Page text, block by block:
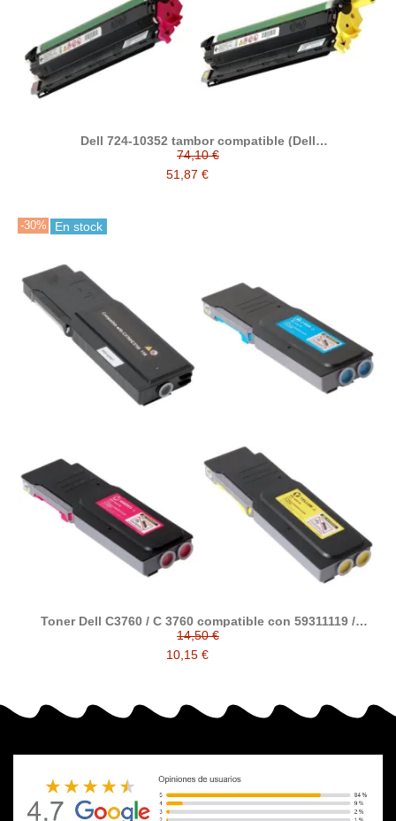
Dell 724-10352 tambor compatible (Dell
C2660/C2665/C3760/C3765)
74,10 €
51,87 €
-30% En stock
Toner Dell C3760 / C 3760 compatible con 59311119 /
59311120 / 59311121 / 59311122
14,50 €
10,15 €